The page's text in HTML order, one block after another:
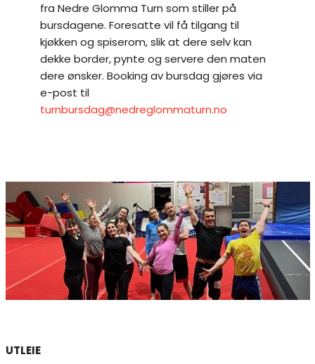
fra Nedre Glomma Turn som stiller på
bursdagene. Foresatte vil få tilgang til
kjøkken og spiserom, slik at dere selv kan
dekke border, pynte og servere den maten
dere ønsker. Booking av bursdag gjøres via
e-post til
turnbursdag@nedreglommaturn.no
UTLEIE